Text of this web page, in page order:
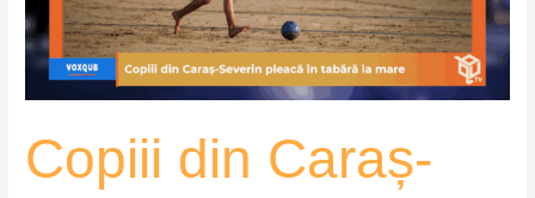
Copiii din Caraș-
tabără
la
mare
VoxQub